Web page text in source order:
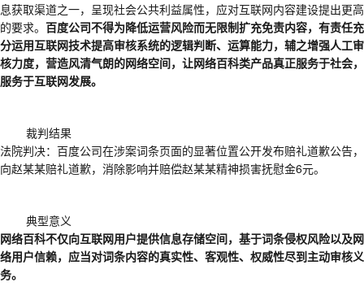
息获取渠道之一，呈现社会公共利益属性，应对互联网内容建设提出更高
的要求。 百度公司不得为降低运营风险而无限制扩充免责内容，有责任充
分运用互联网技术提高审核系统的逻辑判断、运算能力，辅之增强人工审
核力度，营造风清气朗的网络空间，让网络百科类产品真正服务于社会，
服务于互联网发展。
裁判结果
法院判决：百度公司在涉案词条页面的显著位置公开发布赔礼道歉公告，
向赵某某赔礼道歉，消除影响并赔偿赵某某精神损害抚慰金6元。
典型意义
网络百科不仅向互联网用户提供信息存储空间，基于词条侵权风险以及网
络用户信赖，应当对词条内容的真实性、客观性、权威性尽到主动审核义
务。